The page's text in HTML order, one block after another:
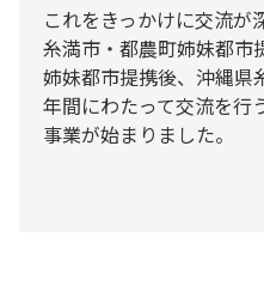
これをきっかけに交流が
糸満市・都農町姉妹都市
姉妹都市提携後、沖縄県
年間にわたって交流を行
事業が始まりました。